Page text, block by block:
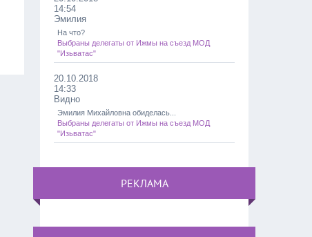
14:54
Эмилия
На что?
Выбраны делегаты от Ижмы на съезд МОД
"Изьватас"
20.10.2018
14:33
Видно
Эмилия Михайловна обиделась...
Выбраны делегаты от Ижмы на съезд МОД
"Изьватас"
РЕКЛАМА